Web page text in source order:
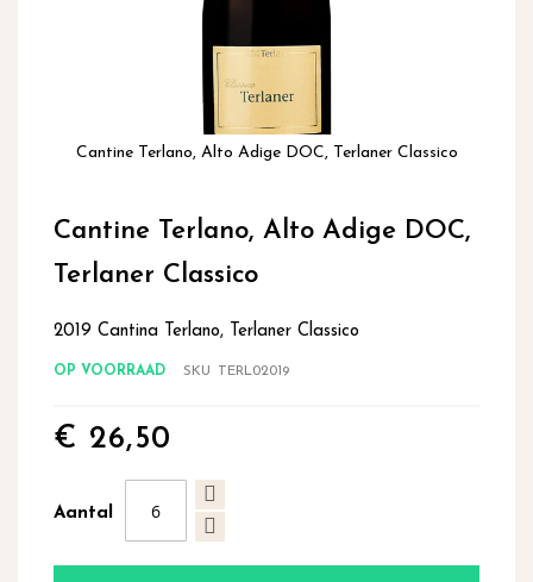
Cantine Terlano, Alto Adige DOC, Terlaner Classico
het
begin
van
afbeeldingen-
Cantine Terlano, Alto Adige DOC,
Terlaner Classico
2019 Cantina Terlano, Terlaner Classico
OP VOORRAAD SKU TERL02019
€ 26,50
Aantal